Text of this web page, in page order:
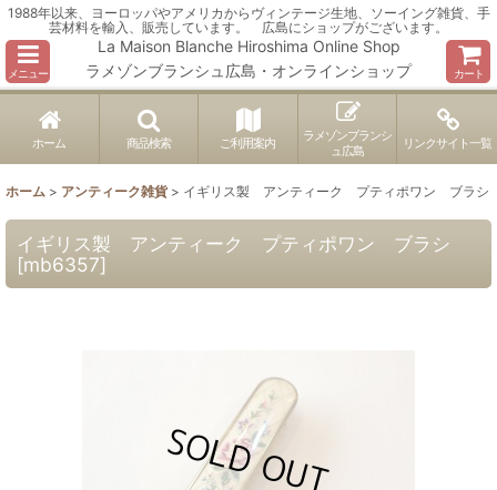
1988年以来、ヨーロッパやアメリカからヴィンテージ生地、ソーイング雑貨、手
芸材料を輸入、販売しています。 広島にショップがございます。
メニュー
La Maison Blanche Hiroshima Online Shop
ラメゾンブランシュ広島・オンラインショップ
カート
ホーム 商品検索 ご利用案内
ラメゾンブランシ
ュ広島
リンクサイト一覧
ホーム > アンティーク雑貨 > イギリス製 アンティーク プティポワン ブラシ
イギリス製 アンティーク プティポワン ブラシ
[mb6357]